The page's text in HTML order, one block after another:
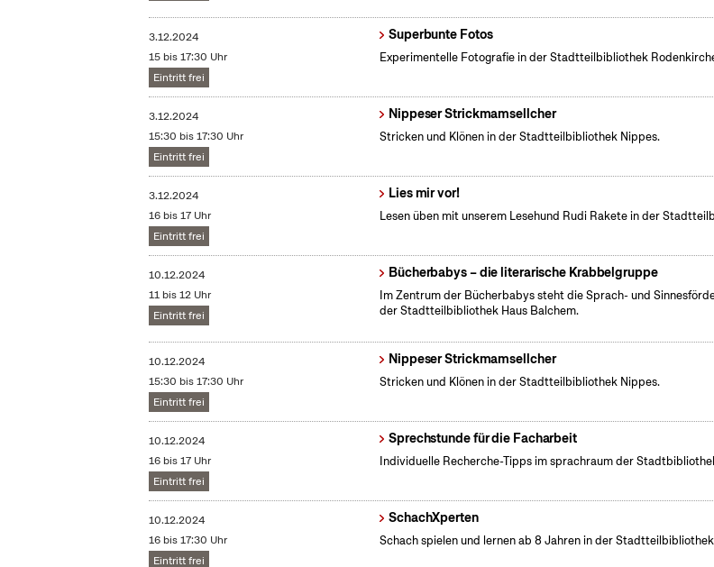
3.12.2024
15 bis 17:30 Uhr
Eintritt frei
Superbunte Fotos
Experimentelle Fotografie in der Stadtteilbibliothek
3.12.2024
15:30 bis 17:30 Uhr
Eintritt frei
Nippeser Strickmamsellcher
Stricken und Klönen in der Stadtteilbibliothek Nippes.
3.12.2024
16 bis 17 Uhr
Eintritt frei
Lies mir vor!
Lesen üben mit unserem Lesehund Rudi Rakete in der
10.12.2024
11 bis 12 Uhr
Eintritt frei
Bücherbabys – die literarische Krabbelgruppe
Im Zentrum der Bücherbabys steht die Sprach- und
der Stadtteilbibliothek Haus Balchem.
10.12.2024
15:30 bis 17:30 Uhr
Eintritt frei
Nippeser Strickmamsellcher
Stricken und Klönen in der Stadtteilbibliothek Nippes.
10.12.2024
16 bis 17 Uhr
Eintritt frei
Sprechstunde für die Facharbeit
Individuelle Recherche-Tipps im sprachraum der
10.12.2024
16 bis 17:30 Uhr
Eintritt frei
SchachXperten
Schach spielen und lernen ab 8 Jahren in der